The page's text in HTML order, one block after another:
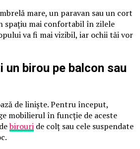
mare, un paravan sau un cort
spațiu mai confortabil în zilele
va fi mai vizibil, iar ochii tăi vor
un birou pe balcon sau
de liniște. Pentru început,
mobilierul în funcție de aceste
birouri de colț sau cele suspendate